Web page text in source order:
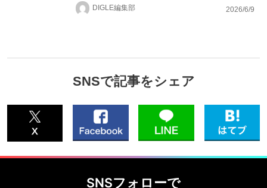
DIGLE編集部 2026/6/9
SNSで記事をシェア
SNSフォローで